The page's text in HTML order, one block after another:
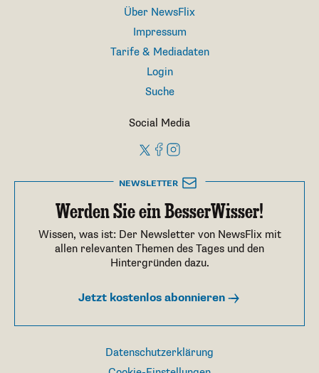
Über NewsFlix
Impressum
Tarife & Mediadaten
Login
Suche
Social Media
NEWSLETTER
Werden Sie ein BesserWisser!
Wissen, was ist: Der Newsletter von NewsFlix mit
allen relevanten Themen des Tages und den
Hintergründen dazu.
Jetzt kostenlos abonnieren
Datenschutzerklärung